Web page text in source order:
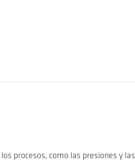
procesos, como las presiones y